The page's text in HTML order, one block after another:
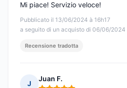
Pubblicato il 13/06/2024 à 16h17
a seguito di un acquisto di 06/06/2024
Mi piace! Servizio veloce!
Recensione tradotta
J
Juan F.